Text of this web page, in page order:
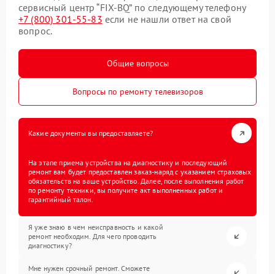
сервисный центр “FIX-BQ” по следующему телефону
+7 (800) 301-55-83 если не нашли ответ на свой
вопрос.
Общие вопросы
Вопросы по ремонту телевизоров
Какие документы вы предоставляете?
На этапе приема устройства на диагностику и последующий
ремонт вам будет предоставлен заказ-наряд с указанием страховых
обязательств на ваше устройство. Далее, после выполнения работ
по ремонту техники, вы получите акт выполненных работ и
гарантийный талон.
Я уже знаю в чем неисправность и какой
ремонт необходим. Для чего проводить
диагностику?
Мне нужен срочный ремонт. Сможете